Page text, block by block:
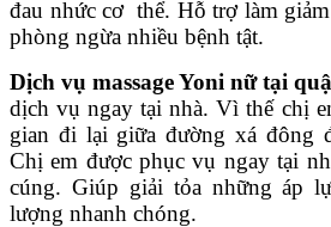
đau nhức cơ thể. Hỗ trợ làm
phòng ngừa nhiều bệnh tật.
Dịch vụ massage Yoni nữ tại
dịch vụ ngay tại nhà. Vì thế chị
gian đi lại giữa đường xá đông
Chị em được phục vụ ngay tại
cúng. Giúp giải tỏa những áp
lượng nhanh chóng.